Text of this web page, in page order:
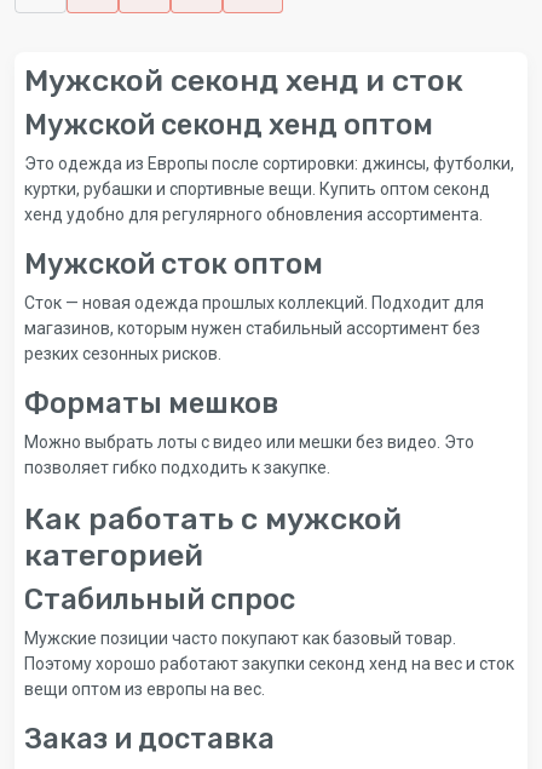
Мужской секонд хенд и сток
Мужской секонд хенд оптом
Это одежда из Европы после сортировки: джинсы, футболки,
куртки, рубашки и спортивные вещи. Купить оптом секонд
хенд удобно для регулярного обновления ассортимента.
Мужской сток оптом
Сток — новая одежда прошлых коллекций. Подходит для
магазинов, которым нужен стабильный ассортимент без
резких сезонных рисков.
Форматы мешков
Можно выбрать лоты с видео или мешки без видео. Это
позволяет гибко подходить к закупке.
Как работать с мужской
категорией
Стабильный спрос
Мужские позиции часто покупают как базовый товар.
Поэтому хорошо работают закупки секонд хенд на вес и сток
вещи оптом из европы на вес.
Заказ и доставка